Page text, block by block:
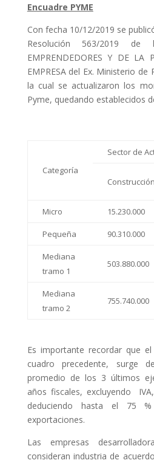
Encuadre PYME
Con fecha 10/12/2019 se
Resolución 563/2019 de
EMPRENDEDORES Y DE LA
EMPRESA del Ex. Ministerio
la cual se actualizaron los
Pyme, quedando establecidos
Categoría
Sector de
Construcción
Micro 15.230.000
Pequeña 90.310.000
Mediana
tramo 1
503.880.000
Mediana
tramo 2
755.740.000
Es importante recordar que
cuadro precedente, surge
promedio de los 3 últimos
años fiscales, excluyendo
deduciendo hasta el 75
exportaciones.
Las empresas
consideran industria de